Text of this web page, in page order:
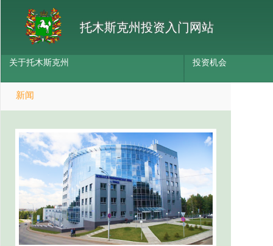
托木斯克州投资入门网站
关于托木斯克州 投资机会
新闻